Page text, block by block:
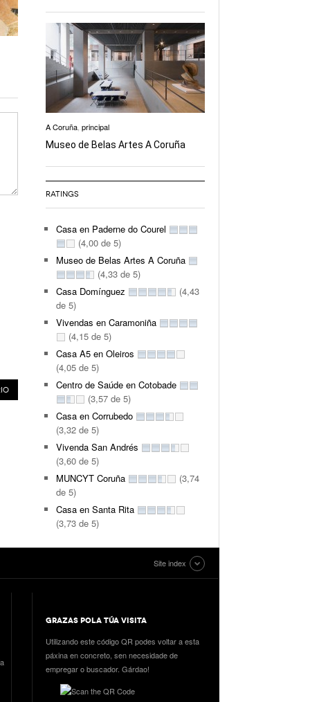
A Coruña principal
Museo de Belas Artes A Coruña
RATINGS
Casa en Paderne do Courel
(4,00 de 5)
Museo de Belas Artes A Coruña
(4,33 de 5)
Casa Domínguez
(4,43
de 5)
Vivendas en Caramoniña
(4,15 de 5)
Casa A5 en Oleiros
(4,05 de 5)
Centro de Saúde en Cotobade
(3,57 de 5)
Casa en Corrubedo
(3,32 de 5)
Vivenda San Andrés
(3,60 de 5)
MUNCYT Coruña
(3,74
de 5)
Casa en Santa Rita
(3,73 de 5)
Site index
GRAZAS POLA TÚA VISITA
Utilizando este código QR podes voltar a esta
páxina en concreto, sen necesidade de
empregar o buscador. Gárdao!